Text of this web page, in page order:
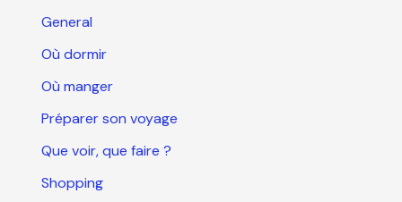
General
Où dormir
Où manger
Préparer son voyage
Que voir, que faire ?
Shopping